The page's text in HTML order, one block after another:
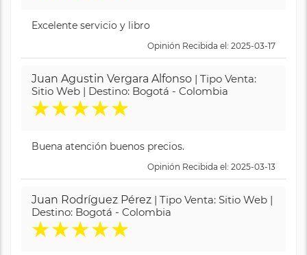
Excelente servicio y libro
Opinión Recibida el: 2025-03-17
Juan Agustin Vergara Alfonso | Tipo Venta:
Sitio Web | Destino: Bogotá - Colombia
★★★★★
Buena atención buenos precios.
Opinión Recibida el: 2025-03-13
Juan Rodríguez Pérez | Tipo Venta: Sitio Web |
Destino: Bogotá - Colombia
★★★★★